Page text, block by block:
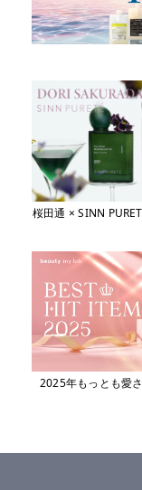
桜田通 × SINN
2025年もっとも愛